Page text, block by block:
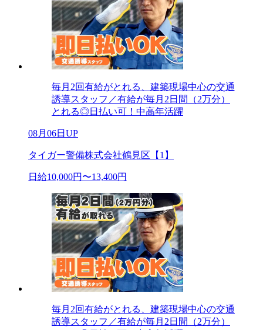
毎月2回有給がとれる、建築現場中心の交通
誘導スタッフ／有給が毎月2日間（2万分）
とれる◎日払い可！中高年活躍
08月06日UP
タイガー警備株式会社鶴見区【1】
日給10,000円〜13,400円
毎月2回有給がとれる、建築現場中心の交通
誘導スタッフ／有給が毎月2日間（2万分）